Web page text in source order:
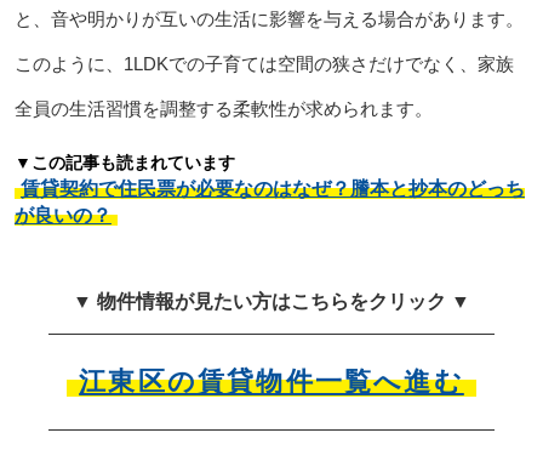
と、音や明かりが互いの生活に影響を与える場合があります。
このように、1LDKでの子育ては空間の狭さだけでなく、家族
全員の生活習慣を調整する柔軟性が求められます。
▼この記事も読まれています
賃貸契約で住民票が必要なのはなぜ？謄本と抄本のどっち
が良いの？
▼ 物件情報が見たい方はこちらをクリック ▼
江東区の賃貸物件一覧へ進む